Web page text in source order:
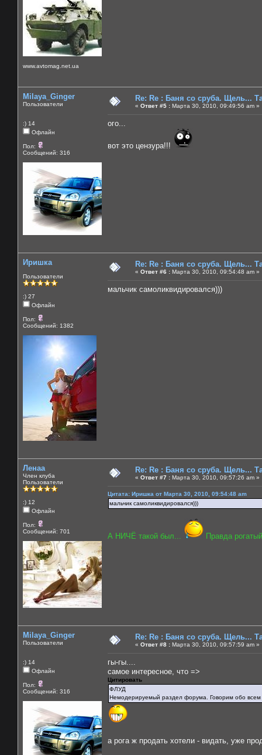
www.avtomag.net.ua
Milaya_Ginger
Пользователи
:) 14
Офлайн
Пол:
Сообщений: 316
Re: Re : Баня со сруба. Щель...
« Ответ #5 : Марта 30, 2010, 09:49:56 am »
ого...
вот это цензура!!!
Иришка
Пользователи
:) 27
Офлайн
Пол:
Сообщений: 1382
Re: Re : Баня со сруба. Щель...
« Ответ #6 : Марта 30, 2010, 09:54:48 am »
мальчик самоликвидировался)))
Ленаа
Член клуба
Пользователи
:) 12
Офлайн
Пол:
Сообщений: 701
Re: Re : Баня со сруба. Щель...
« Ответ #7 : Марта 30, 2010, 09:57:26 am »
Цитата: Иришка от Марта 30, 2010, 09:54:48 am
мальчик самоликвидировался)))
А НИЧЁ такой был... Правда
Milaya_Ginger
Пользователи
:) 14
Офлайн
Пол:
Сообщений: 316
Re: Re : Баня со сруба. Щель...
« Ответ #8 : Марта 30, 2010, 09:57:59 am »
гы-гы....
самое интересное, что =>
Цитировать
ФЛУД
Немодерируемый раздел форума. Говорим обо всем
а рога ж продать хотели - видать, уже